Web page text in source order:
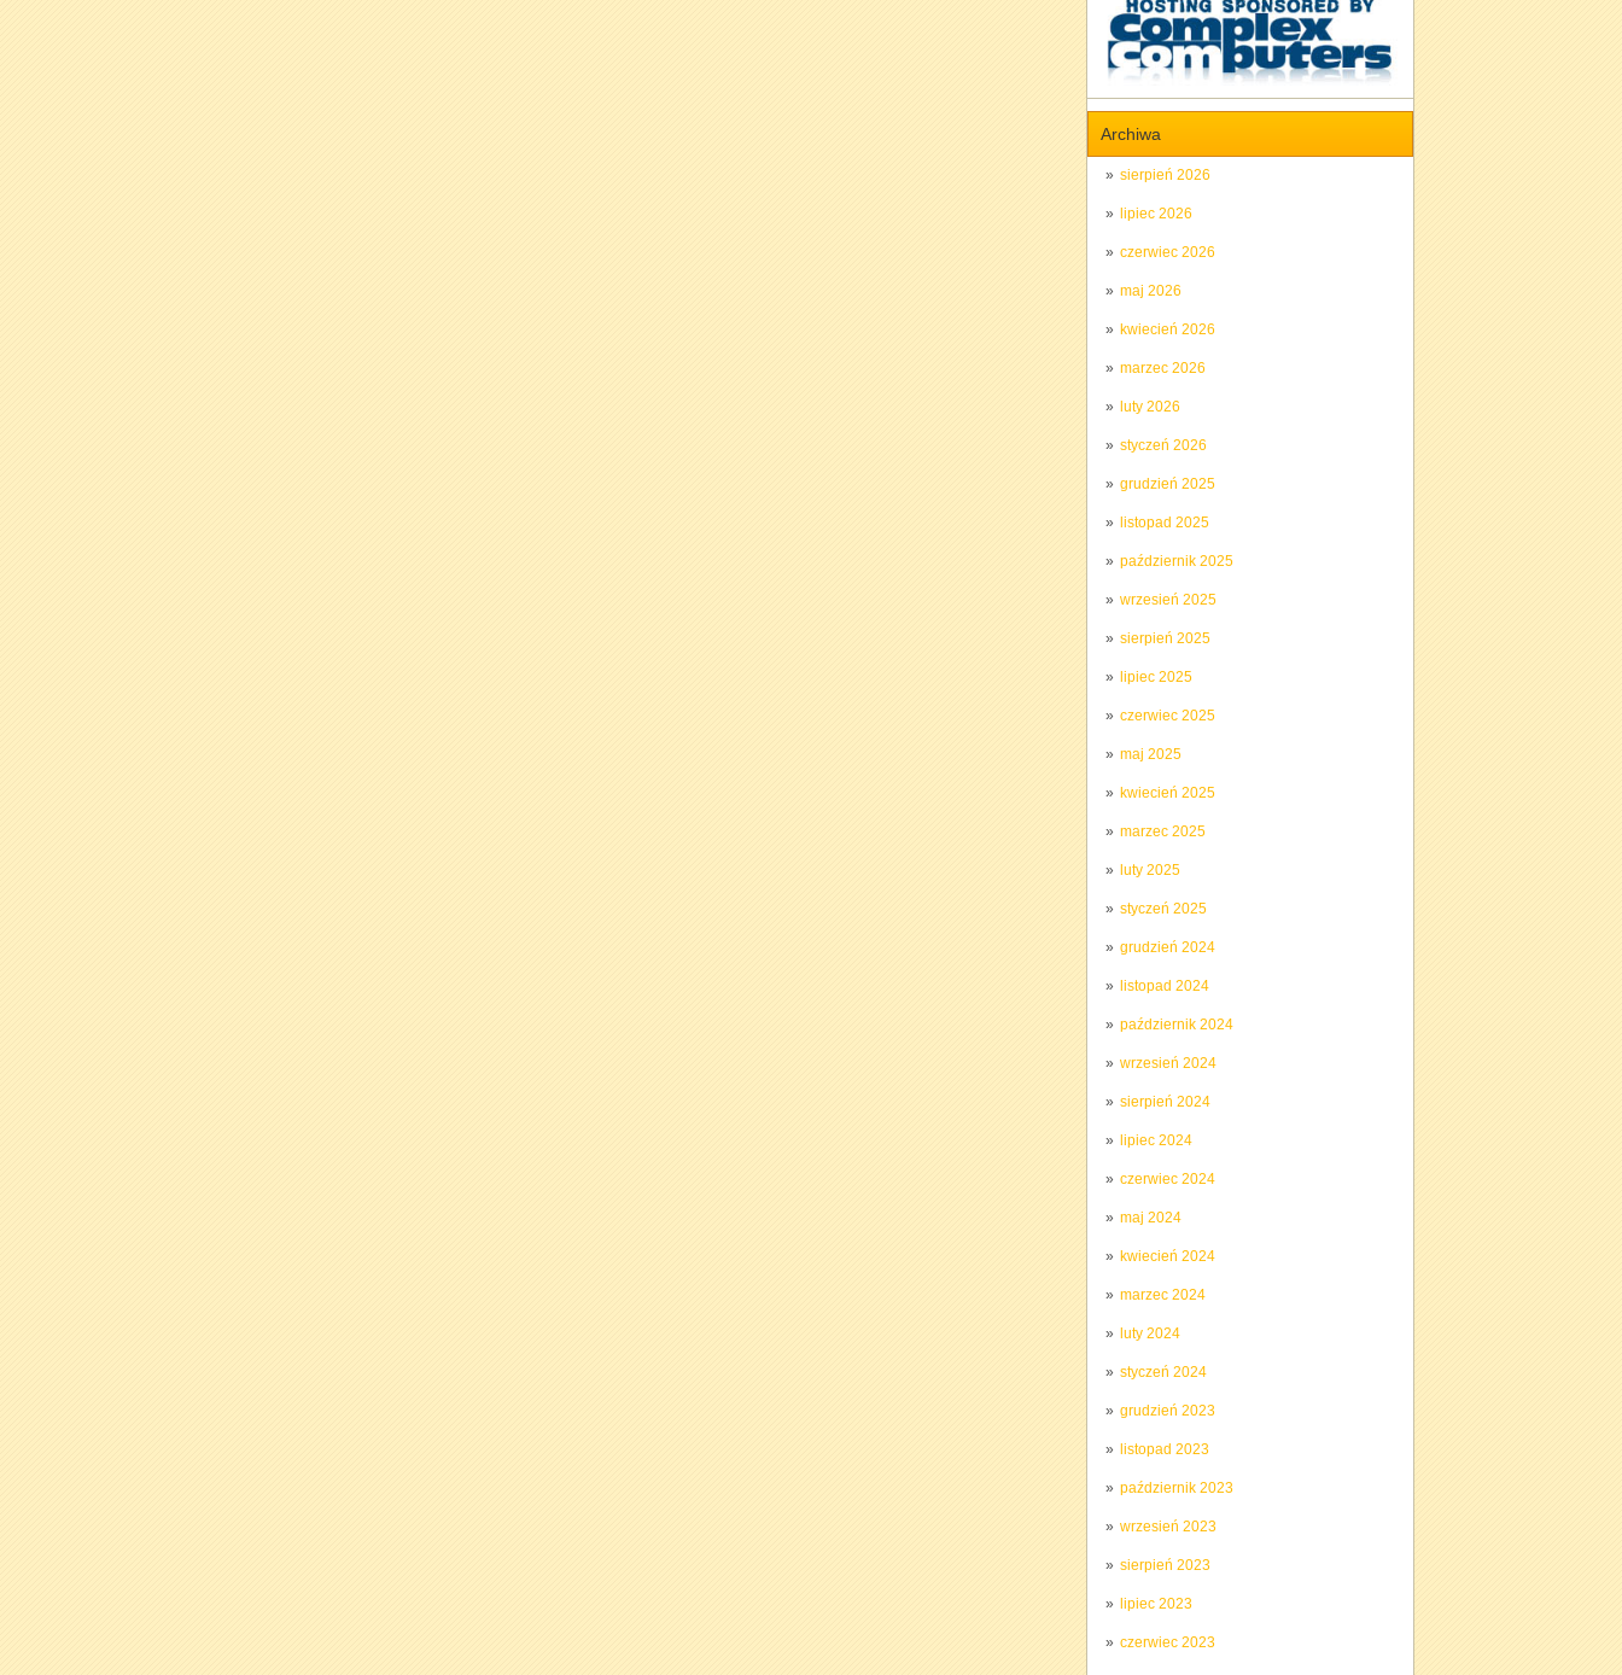
Archiwa
sierpień 2026
lipiec 2026
czerwiec 2026
maj 2026
kwiecień 2026
marzec 2026
luty 2026
styczeń 2026
grudzień 2025
listopad 2025
październik 2025
wrzesień 2025
sierpień 2025
lipiec 2025
czerwiec 2025
maj 2025
kwiecień 2025
marzec 2025
luty 2025
styczeń 2025
grudzień 2024
listopad 2024
październik 2024
wrzesień 2024
sierpień 2024
lipiec 2024
czerwiec 2024
maj 2024
kwiecień 2024
marzec 2024
luty 2024
styczeń 2024
grudzień 2023
listopad 2023
październik 2023
wrzesień 2023
sierpień 2023
lipiec 2023
czerwiec 2023